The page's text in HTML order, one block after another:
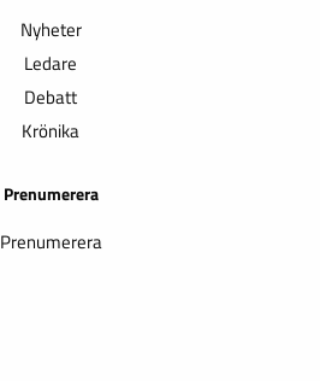
Nyheter
Ledare
Debatt
Krönika
Prenumerera
Prenumerera